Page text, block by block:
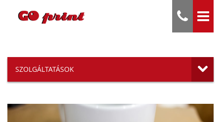
SZOLGÁLTATÁSOK